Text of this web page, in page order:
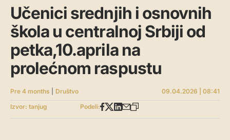
Učenici srednjih i osnovnih
škola u centralnoj Srbiji od
petka,10.aprila na
prolećnom raspustu
Pre 4 months Društvo
09.04.2026 | 08:41
Izvor: tanjug
Podeli: